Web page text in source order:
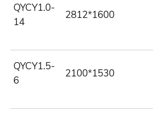
QYCY1.0-
14
2812*1600
QYCY1.5-
6
2100*1530